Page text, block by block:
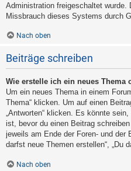
Administration freigeschaltet wurde.
Missbrauch dieses Systems durch
Nach oben
Beiträge schreiben
Wie erstelle ich ein neues Thema
Um ein neues Thema in einem
Thema“ klicken. Um auf einen
„Antworten“ klicken. Es könnte
ist, bevor du einen Beitrag
jeweils am Ende der Foren- und der
darfst neue Themen erstellen“, „Du
Nach oben